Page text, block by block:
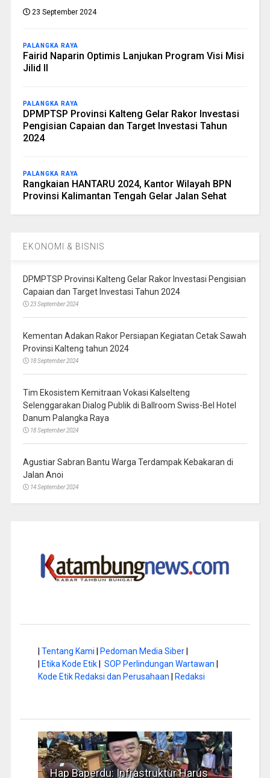
23 September 2024
PALANGKA RAYA
Fairid Naparin Optimis Lanjukan Program Visi Misi
Jilid II
PALANGKA RAYA
DPMPTSP Provinsi Kalteng Gelar Rakor Investasi
Pengisian Capaian dan Target Investasi Tahun
2024
PALANGKA RAYA
Rangkaian HANTARU 2024, Kantor Wilayah BPN
Provinsi Kalimantan Tengah Gelar Jalan Sehat
EKONOMI & BISNIS
DPMPTSP Provinsi Kalteng Gelar Rakor Investasi Pengisian
Capaian dan Target Investasi Tahun 2024
23 September 2024
Kementan Adakan Rakor Persiapan Kegiatan Cetak Sawah
Provinsi Kalteng tahun 2024
18 September 2024
Tim Ekosistem Kemitraan Vokasi Kalselteng
Selenggarakan Dialog Publik di Ballroom Swiss-Bel Hotel
Danum Palangka Raya
18 September 2024
Agustiar Sabran Bantu Warga Terdampak Kebakaran di
Jalan Anoi
14 September 2024
Tentang Kami Pedoman Media Siber|
Etika Kode Etik| SOP Perlindungan Wartawan
Kode Etik Redaksi dan Perusahaan
Redaksi
Harus Musim Kemarau, DPRD Dorong